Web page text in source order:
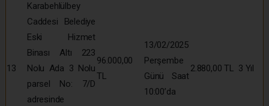
13
Karabehlülbey
Caddesi Belediye
Eski Hizmet
Binası Altı 223
Nolu Ada 3 Nolu
parsel No: 7/D
adresinde
96.000,00
TL
13/02/2025
Perşembe
Günü Saat
10:00’da
2.880,00 TL 3 Yıl